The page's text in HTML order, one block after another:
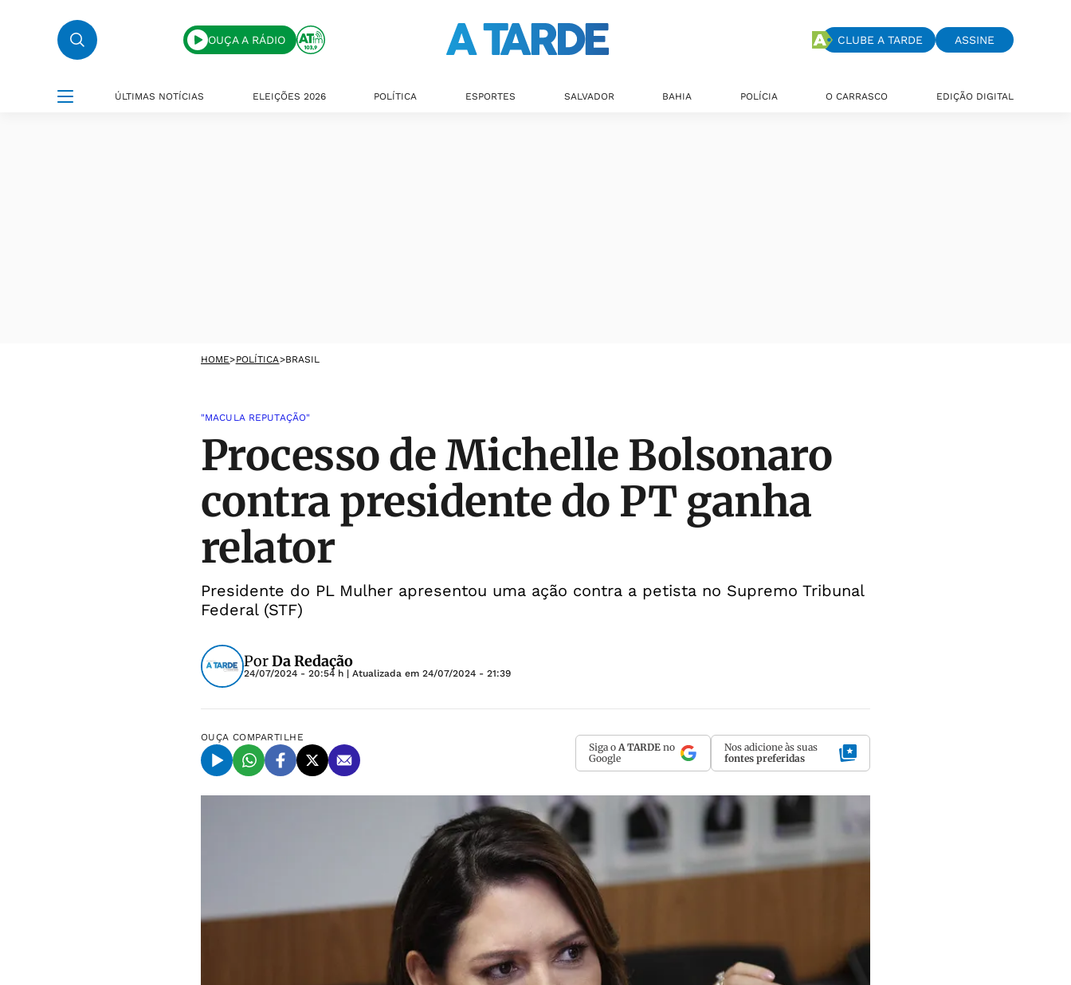
OUÇA A RÁDIO CLUBE A TARDE ASSINE
ÚLTIMAS NOTÍCIAS ELEIÇÕES 2026 POLÍTICA ESPORTES SALVADOR BAHIA POLÍCIA O CARRASCO EDIÇÃO DIGITAL
HOME>POLÍTICA>BRASIL
"MACULA REPUTAÇÃO"
Processo de Michelle Bolsonaro
contra presidente do PT ganha
relator
Presidente do PL Mulher apresentou uma ação contra a petista no Supremo Tribunal
Federal (STF)
PorDa Redação
24/07/2024 - 20:54 h | Atualizada em 24/07/2024 - 21:39
OUÇA COMPARTILHE
Siga o A TARDE no
Google
Nos adicione às suas
fontes preferidas